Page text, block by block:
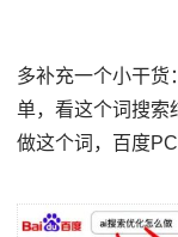
多补充一个小干货
单，看这个词搜索
做这个词，百度